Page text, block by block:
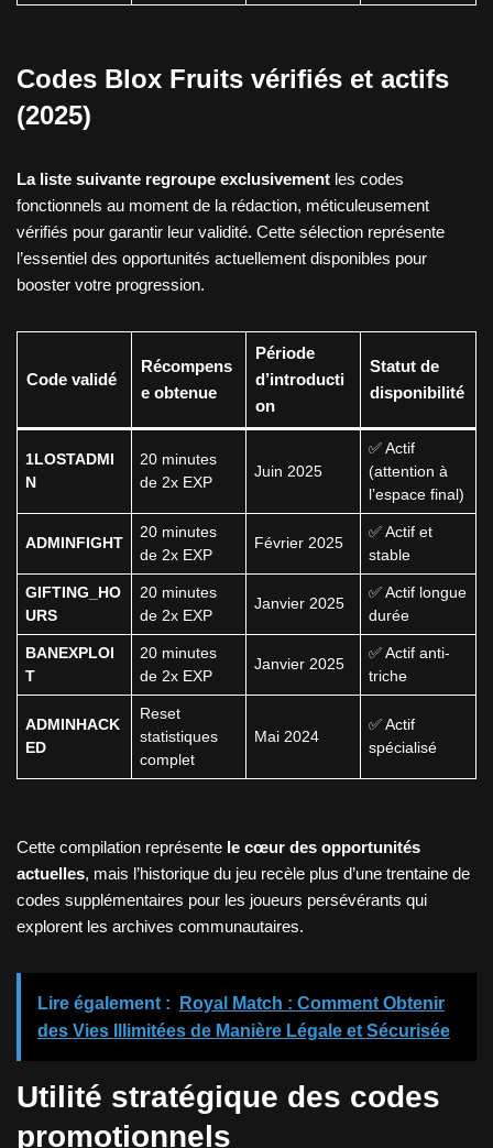
Codes Blox Fruits vérifiés et actifs
(2025)
La liste suivante regroupe exclusivement les codes
fonctionnels au moment de la rédaction, méticuleusement
vérifiés pour garantir leur validité. Cette sélection représente
l’essentiel des opportunités actuellement disponibles pour
booster votre progression.
Code validé
Récompens
e obtenue
Période
d’introducti
on
Statut de
disponibilité
1LOSTADMI
N
20 minutes
de 2x EXP
Juin 2025
✅ Actif
(attention à
l’espace final)
ADMINFIGHT
20 minutes
de 2x EXP
Février 2025
✅ Actif et
stable
GIFTING_HO
URS
20 minutes
de 2x EXP
Janvier 2025
✅ Actif longue
durée
BANEXPLOI
T
20 minutes
de 2x EXP
Janvier 2025
✅ Actif anti-
triche
ADMINHACK
ED
Reset
statistiques
complet
Mai 2024
✅ Actif
spécialisé
Cette compilation représente le cœur des opportunités
actuelles, mais l’historique du jeu recèle plus d’une trentaine de
codes supplémentaires pour les joueurs persévérants qui
explorent les archives communautaires.
Lire également :
Royal Match : Comment Obtenir
des Vies Illimitées de Manière Légale et Sécurisée
Utilité stratégique des codes
promotionnels